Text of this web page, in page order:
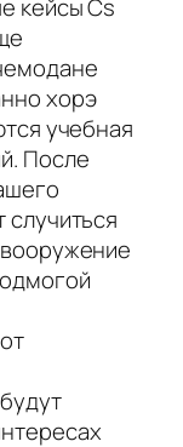
кейсы Cs
хорэ
учебная
После